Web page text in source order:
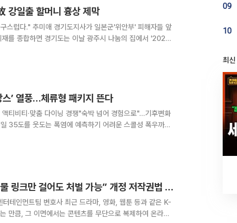
강일출 할머니 흉상 제막
스럽다." 추미애 경기도지사가 일본군'위안부' 피해자들 앞
순 할머니의
스’ 열풍…체류형 패키지 뜬다
액티비티·맞춤 다이닝 경쟁"숙박 넘어 경험으로"…기후변화
츠를 앞세워 날씨
[K·IP ‘ONE’터치] “불법복제물 링크만 걸어도 처벌 가능” 개정 저작권법 어떻게 바뀌었나
드라마, 영화, 웹툰 등과 같은 K-
만큼, 그 이면에서는 콘텐츠를 무단으로 복제하여 온라인
09
10
최